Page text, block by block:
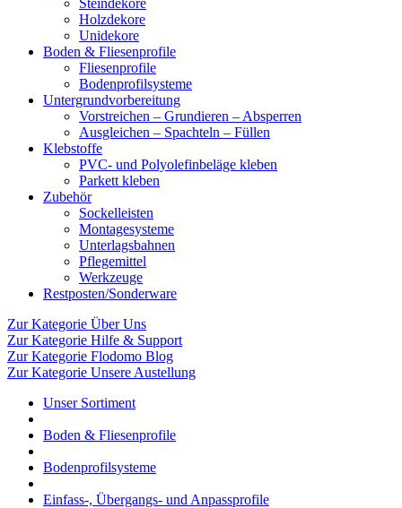
Steindekore
Holzdekore
Unidekore
Boden & Fliesenprofile
Fliesenprofile
Bodenprofilsysteme
Untergrundvorbereitung
Vorstreichen – Grundieren – Absperren
Ausgleichen – Spachteln – Füllen
Klebstoffe
PVC- und Polyolefinbeläge kleben
Parkett kleben
Zubehör
Sockelleisten
Montagesysteme
Unterlagsbahnen
Pflegemittel
Werkzeuge
Restposten/Sonderware
Zur Kategorie Über Uns
Zur Kategorie Hilfe & Support
Zur Kategorie Flodomo Blog
Zur Kategorie Unsere Austellung
Unser Sortiment
Boden & Fliesenprofile
Bodenprofilsysteme
Einfass-, Übergangs- und Anpassprofile